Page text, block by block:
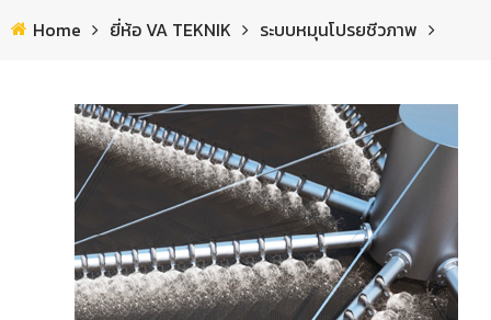
ใบกวนผสม
ปั๊มแบบมีใบตัด
สินค้าอื่นๆ ที่น่าสนใจ
เครื่องดักขยะ แบบสแตติค
เครื่องแยกกากตะกอน
เครื่องกรองแบบจานหมุน
เครื่องดักขยะแบบดรัมหมุน
อินเทอร์นอลโรตารี่สกรีน
ยี่ห้อ VA TEKNIK
ระบบหมุนโปรยชีวภาพ
ใบกวาดกรวดทราย
ท่อเก็บสกัม (ฝ้าใบ)
ใบกวาดสลัดจ์แบบหมุน
ผ้าใบเก็บก๊าซ
อุปกรณ์เสริม
ก๊าซชีวภาพ & โรงไฟฟ้า
ฟาร์มปศุสัตว์
English
Home ยี่ห้อ VA TEKNIK ระบบหมุนโปรยชีวภาพ